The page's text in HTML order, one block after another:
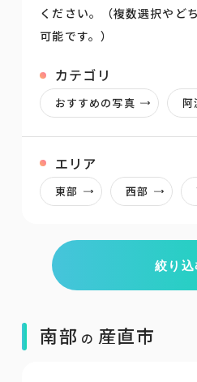
ください。（複数選択やど
可能です。）
カテゴリ
おすすめの写真 阿
エリア
東部 西部
絞り込
南部 の 産直市